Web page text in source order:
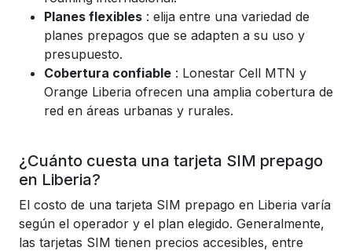
Planes flexibles : elija entre una variedad de
planes prepagos que se adapten a su uso y
presupuesto.
Cobertura confiable : Lonestar Cell MTN y
Orange Liberia ofrecen una amplia cobertura de
red en áreas urbanas y rurales.
¿Cuánto cuesta una tarjeta SIM prepago
en Liberia?
El costo de una tarjeta SIM prepago en Liberia varía
según el operador y el plan elegido. Generalmente,
las tarjetas SIM tienen precios accesibles, entre